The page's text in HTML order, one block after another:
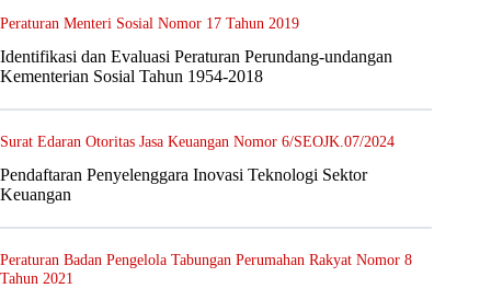
Peraturan Menteri Sosial Nomor 17 Tahun 2019
Identifikasi dan Evaluasi Peraturan Perundang-undangan
Kementerian Sosial Tahun 1954-2018
Surat Edaran Otoritas Jasa Keuangan Nomor 6/SEOJK.07/2024
Pendaftaran Penyelenggara Inovasi Teknologi Sektor
Keuangan
Peraturan Badan Pengelola Tabungan Perumahan Rakyat Nomor 8
Tahun 2021